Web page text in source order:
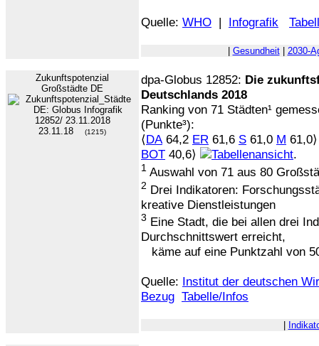
Quelle: WHO | Infografik
Gesundheit| 2030-
Zukunftspotenzial
Großstädte DE
23.11.18 (1215)
dpa-Globus 12852: Die
Deutschlands 2018
Ranking von 71 Städten¹
(Punkte³):
⟨DA64,2 ER 61,6 S 61,0 M
BOT 40,6⟩ .
1 Auswahl von 71 aus 80
2 Drei Indikatoren:
kreative Dienstleistungen
3 Eine Stadt, die bei allen drei
Durchschnittswert erreicht,
käme auf eine Punktzahl von
Quelle: Institut der deutschen
Bezug Tabelle/Infos